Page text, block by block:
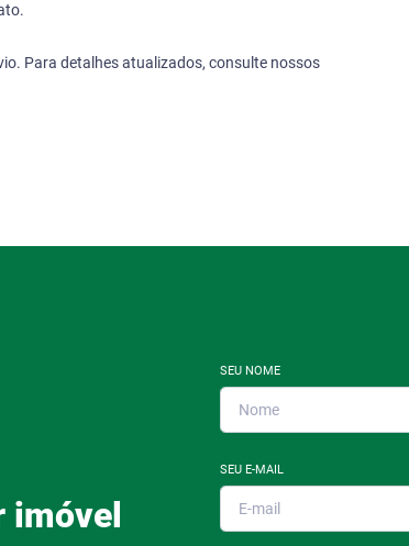
Para detalhes atualizados, consulte nossos
imóvel
SEU NOME
SEU E-MAIL